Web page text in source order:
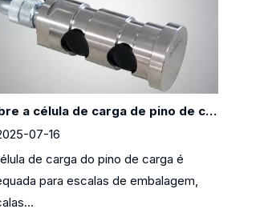
Sobre a célula de carga de pino de carga
07-16
de carga do pino de carga é
para escalas de embalagem,